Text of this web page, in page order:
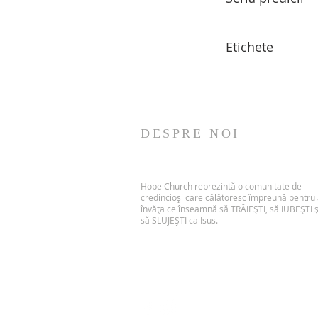
Etichete
DESPRE NOI
Hope Church reprezintă o comunitate de
credincioși care călătoresc împreună pentru
învăța ce înseamnă să TRĂIEȘTI, să IUBEȘTI
să SLUJEȘTI ca Isus.